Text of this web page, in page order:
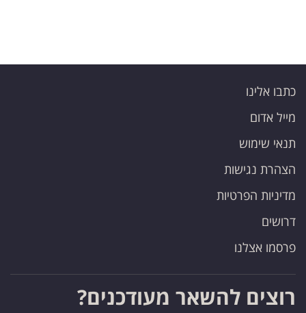
כתבו אלינו
מייל אדום
תנאי שימוש
הצהרת נגישות
מדיניות הפרטיות
דרושים
פרסמו אצלנו
רוצים להשאר מעודכנים?